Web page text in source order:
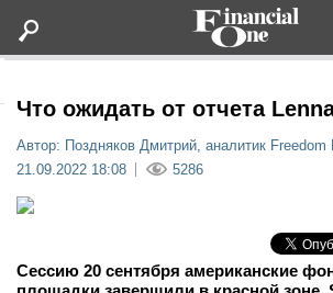
Статьи
Lifestyle
Что ожидать от отчета
Автор: Поздняков Дмитрий, аналитик Freedom
21.09.2022 18:08
5286
Сессию 20 сентября американские